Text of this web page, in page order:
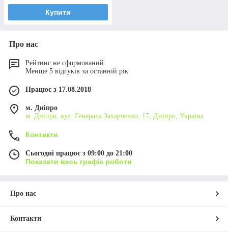
Купити
Про нас
Рейтинг не сформований
Менше 5 відгуків за останній рік
Працює з 17.08.2018
м. Дніпро
м. Дніпро, вул. Генерала Захарченко, 17, Дніпро, Україна
Контакти
Сьогодні працює з 09:00 до 21:00
Показати весь графік роботи
Про нас
Контакти